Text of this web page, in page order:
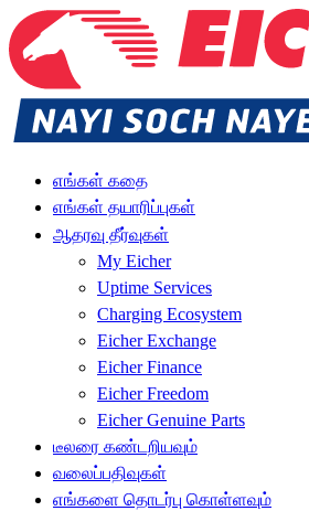
எங்கள் கதை
எங்கள் தயாரிப்புகள்
ஆதரவு தீர்வுகள்
My Eicher
Uptime Services
Charging Ecosystem
Eicher Exchange
Eicher Finance
Eicher Freedom
Eicher Genuine Parts
டீலரை கண்டறியவும்
வலைப்பதிவுகள்
எங்களை தொடர்பு கொள்ளவும்